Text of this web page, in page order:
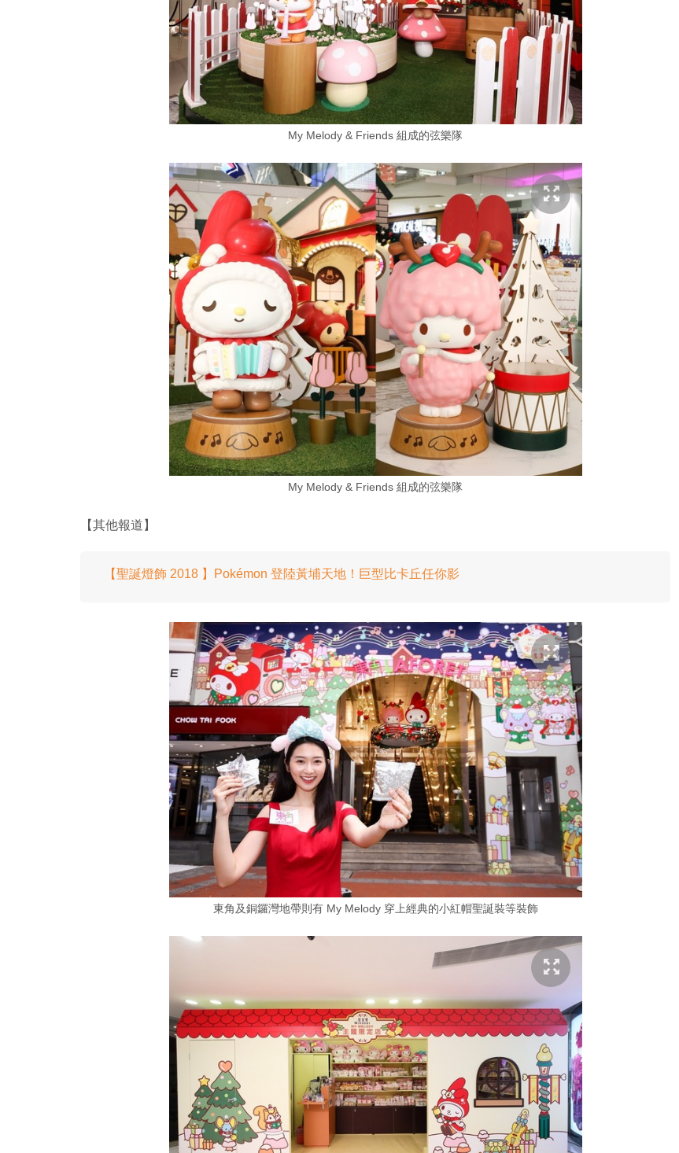
My Melody & Friends 組成的弦樂隊
My Melody & Friends 組成的弦樂隊
【其他報道】
【聖誕燈飾 2018 】Pokémon 登陸黃埔天地！巨型比卡丘任你影
東角及銅鑼灣地帶則有 My Melody 穿上經典的小紅帽聖誕裝等裝飾